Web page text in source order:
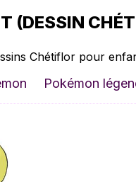
(DESSIN
Chétiflor pour
Pokémon